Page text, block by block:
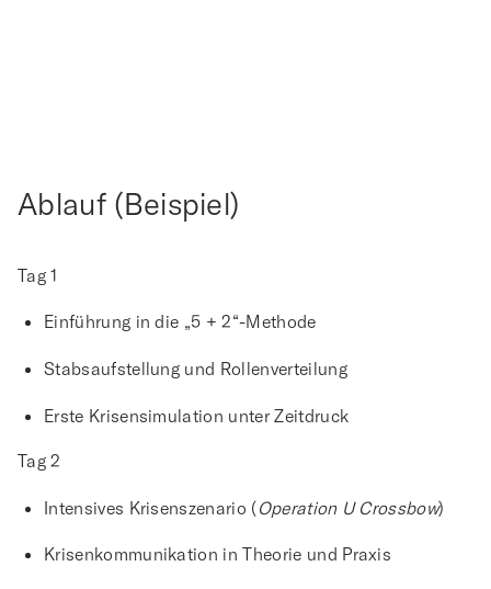
Ablauf (Beispiel)
Tag 1
Einführung in die „5 + 2“-Methode
Stabsaufstellung und Rollenverteilung
Erste Krisensimulation unter Zeitdruck
Tag 2
Intensives Krisenszenario (Operation U Crossbow)
Krisenkommunikation in Theorie und Praxis